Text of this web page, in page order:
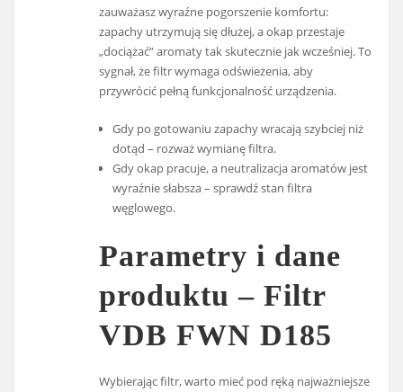
zauważasz wyraźne pogorszenie komfortu:
zapachy utrzymują się dłużej, a okap przestaje
„dociążać” aromaty tak skutecznie jak wcześniej. To
sygnał, że filtr wymaga odświeżenia, aby
przywrócić pełną funkcjonalność urządzenia.
Gdy po gotowaniu zapachy wracają szybciej niż
dotąd – rozważ wymianę filtra.
Gdy okap pracuje, a neutralizacja aromatów jest
wyraźnie słabsza – sprawdź stan filtra
węglowego.
Parametry i dane
produktu – Filtr
VDB FWN D185
Wybierając filtr, warto mieć pod ręką najważniejsze